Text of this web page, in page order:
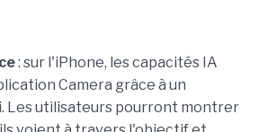
: sur l'iPhone, les capacités IA
Camera grâce à un
Les utilisateurs pourront montrer